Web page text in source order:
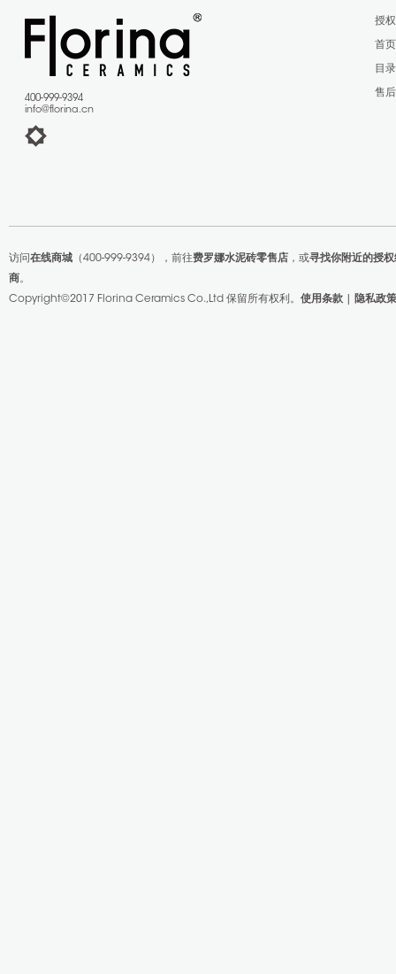
400-999-9394
info@florina.cn
授
首页
目
售
访问 在线商城（400-999-9394），前往费罗娜水泥砖零售店，或寻找你附近的授权
商。
Copyright©2017 Florina Ceramics Co.,Ltd 保留所有权利。 使用条款| 隐私政策